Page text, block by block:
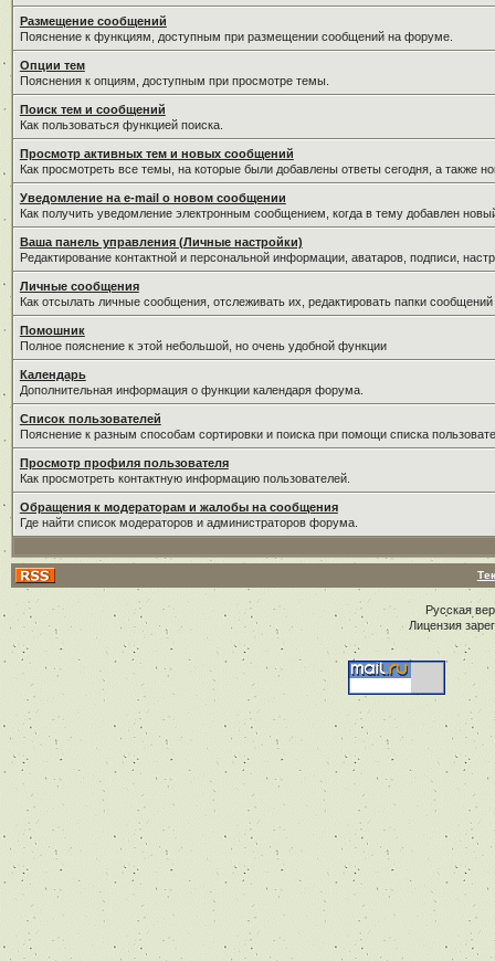
Размещение сообщений
Пояснение к функциям, доступным при размещении сообщений на форуме.
Опции тем
Пояснения к опциям, доступным при просмотре темы.
Поиск тем и сообщений
Как пользоваться функцией поиска.
Просмотр активных тем и новых сообщений
Как просмотреть все темы, на которые были добавлены ответы сегодня, а также
Уведомление на е-mail о новом сообщении
Как получить уведомление электронным сообщением, когда в тему добавлен
Ваша панель управления (Личные настройки)
Редактирование контактной и персональной информации, аватаров, подписи,
Личные сообщения
Как отсылать личные сообщения, отслеживать их, редактировать папки
Помошник
Полное пояснение к этой небольшой, но очень удобной функции
Календарь
Дополнительная информация о функции календаря форума.
Список пользователей
Пояснение к разным способам сортировки и поиска при помощи списка
Просмотр профиля пользователя
Как просмотреть контактную информацию пользователей.
Обращения к модераторам и жалобы на сообщения
Где найти список модераторов и администраторов форума.
Русская
Лицензия